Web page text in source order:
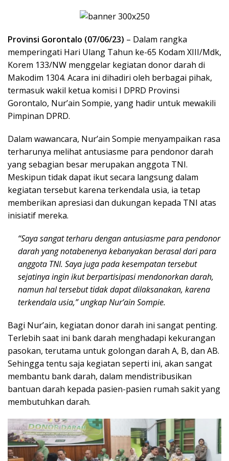
Provinsi Gorontalo (07/06/23) – Dalam rangka
memperingati Hari Ulang Tahun ke-65 Kodam XIII/Mdk,
Korem 133/NW menggelar kegiatan donor darah di
Makodim 1304. Acara ini dihadiri oleh berbagai pihak,
termasuk wakil ketua komisi I DPRD Provinsi
Gorontalo, Nur’ain Sompie, yang hadir untuk mewakili
Pimpinan DPRD.
Dalam wawancara, Nur’ain Sompie menyampaikan rasa
terharunya melihat antusiasme para pendonor darah
yang sebagian besar merupakan anggota TNI.
Meskipun tidak dapat ikut secara langsung dalam
kegiatan tersebut karena terkendala usia, ia tetap
memberikan apresiasi dan dukungan kepada TNI atas
inisiatif mereka.
“Saya sangat terharu dengan antusiasme para pendonor
darah yang notabenenya kebanyakan berasal dari para
anggota TNI. Saya juga pada kesempatan tersebut
sejatinya ingin ikut berpartisipasi mendonorkan darah,
namun hal tersebut tidak dapat dilaksanakan, karena
terkendala usia,” ungkap Nur’ain Sompie.
Bagi Nur’ain, kegiatan donor darah ini sangat penting.
Terlebih saat ini bank darah menghadapi kekurangan
pasokan, terutama untuk golongan darah A, B, dan AB.
Sehingga tentu saja kegiatan seperti ini, akan sangat
membantu bank darah, dalam mendistribusikan
bantuan darah kepada pasien-pasien rumah sakit yang
membutuhkan darah.